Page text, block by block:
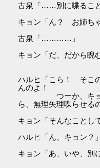
古泉「……別に喋るこ
キョン「ん？ お姉ち
古泉「…………」
キョン「だ、だから睨
ハルヒ「こら！ そこ
んのよ！
つーか、キョン
ら、無理矢理喋らせる
キョン「そんなことし
ハルヒ「ん、キョン？」
キョン「あ、いや、別